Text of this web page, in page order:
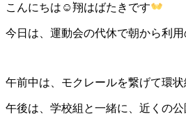
こんにちは☺翔はばたきです
今日は、運動会の代休で朝から利
午前中は、モクレールを繋げて環
午後は、学校組と一緒に、近くの